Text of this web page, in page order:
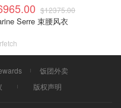
$12375.00
Serre 束腰风衣
饭团外卖
版权声明